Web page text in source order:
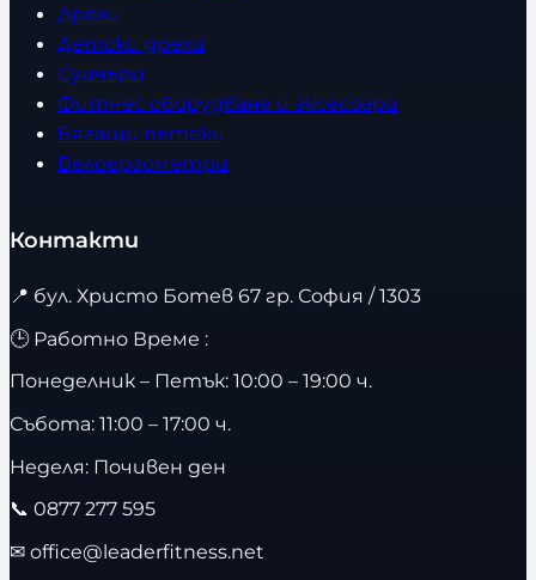
Дрехи
Детски дрехи
Суичъри
Фитнес оборудване и аксесоари
Бягащи пътеки
Велоергометри
Контакти
📍 бул. Христо Ботев 67 гр. София / 1303
🕒 Работно Време :
Понеделник – Петък: 10:00 – 19:00 ч.
Събота: 11:00 – 17:00 ч.
Неделя: Почивен ден
📞 0877 277 595
✉ office@leaderfitness.net